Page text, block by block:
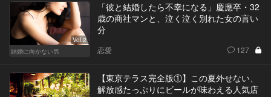
Vol.2
結婚に向かない男
「彼と結婚したら不幸になる」慶應卒・32
歳の商社マンと、泣く泣く別れた女の言い
分
恋愛 127
【東京テラス完全版①】この夏外せない、
解放感たっぷりにビールが味わえる人気店